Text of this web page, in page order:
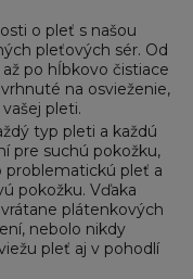
o pleť s našou
pleťových sér. Od
po hĺbkovo čistiace
na osvieženie,
pleti.
typ pleti a každú
pre suchú pokožku,
problematickú pleť a
pokožku. Vďaka
plátenkových
nebolo nikdy
pleť aj v pohodlí